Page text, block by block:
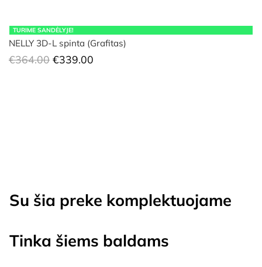
TURIME SANDĖLYJE!
NELLY 3D-L spinta (Grafitas)
€364.00 Original
€339.00
Su šia preke komplektuojame
Tinka šiems baldams